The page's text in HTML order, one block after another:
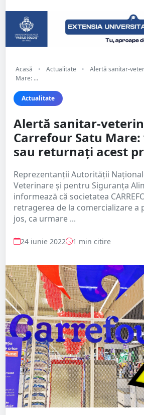
Acasă • Actualitate •
Alertă sanitar-
Mare: ...
Actualitate
Alertă sanitar-
Carrefour Satu
sau returnați acest
Reprezentanții Autorității
Veterinare și pentru Siguranța
informează că societatea
retragerea de la comercializare a
jos, ca urmare ...
24 iunie 2022 1 min citire